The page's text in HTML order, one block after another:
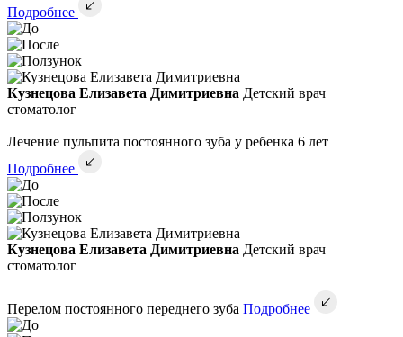
Подробнее
Кузнецова Елизавета Димитриевна Детский врач
стоматолог
Лечение пульпита постоянного зуба у ребенка 6 лет
Подробнее
Кузнецова Елизавета Димитриевна Детский врач
стоматолог
Перелом постоянного переднего зуба Подробнее